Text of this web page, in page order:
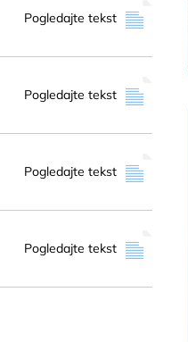
Pogledajte tekst
Pogledajte tekst
Pogledajte tekst
Pogledajte tekst